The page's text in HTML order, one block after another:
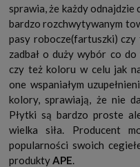
sprawia, że każdy odnajdzie
bardzo rozchwytywanym
pasy robocze(fartuszki) czy
zadbał o duży wybór co
czy też koloru w celu jak
one wspaniałym
kolory, sprawiają, że nie
Płytki są bardzo proste
wielka siła. Producent
popularności swoich
produktyAPE.